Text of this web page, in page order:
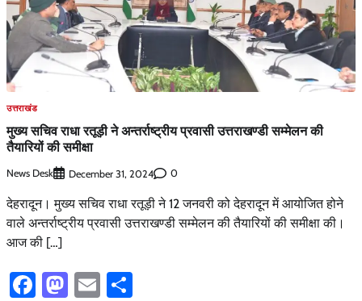
उत्तराखंड
मुख्य सचिव राधा रतूड़ी ने अन्तर्राष्ट्रीय प्रवासी उत्तराखण्डी सम्मेलन की
तैयारियों की समीक्षा
News Desk December 31, 2024 0
देहरादून। मुख्य सचिव राधा रतूड़ी ने 12 जनवरी को देहरादून में आयोजित होने
वाले अन्तर्राष्ट्रीय प्रवासी उत्तराखण्डी सम्मेलन की तैयारियों की समीक्षा की।
आज की […]
Facebook
Mastodon
Email